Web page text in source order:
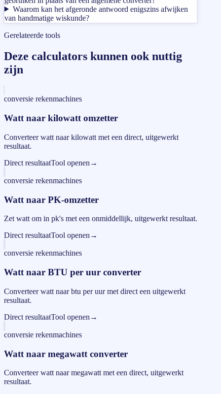
Waarom kan het afgeronde antwoord enigszins afwijken
van handmatige wiskunde?
Gerelateerde tools
Deze calculators kunnen ook nuttig
zijn
conversie rekenmachines
Watt naar kilowatt omzetter
Converteer watt naar kilowatt met een direct, uitgewerkt
resultaat.
Direct resultaatTool openen →
conversie rekenmachines
Watt naar PK-omzetter
Zet watt om in pk's met een onmiddellijk, uitgewerkt resultaat.
Direct resultaatTool openen →
conversie rekenmachines
Watt naar BTU per uur converter
Converteer watt naar btu per uur met direct een uitgewerkt
resultaat.
Direct resultaatTool openen →
conversie rekenmachines
Watt naar megawatt converter
Converteer watt naar megawatt met een direct, uitgewerkt
resultaat.